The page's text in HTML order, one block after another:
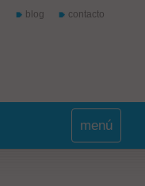
blog contacto
menú